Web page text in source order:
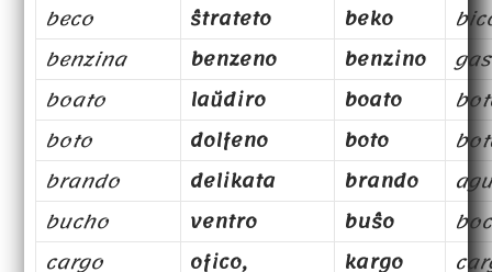
beco
ŝtrateto beko
benzina
benzeno benzino
boato
laŭdiro boato
boto
dolfeno boto
brando
delikata brando
bucho
ventro buŝo
cargo
ofico, kargo